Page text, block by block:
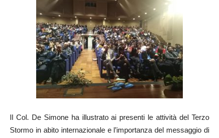
Il Col. De Simone ha illustrato ai presenti le attività del Terzo
Stormo in abito internazionale e l’importanza del messaggio di